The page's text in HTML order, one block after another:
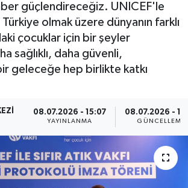
güçlendireceğiz. UNICEF'le
olmak üzere dünyanın farklı
çocuklar için bir şeyler
sağlıklı, daha güvenli,
geleceğe hep birlikte katkı
08.07.2026 - 15:07
YAYINLANMA
08.07.2026 -
GÜNCELLEME